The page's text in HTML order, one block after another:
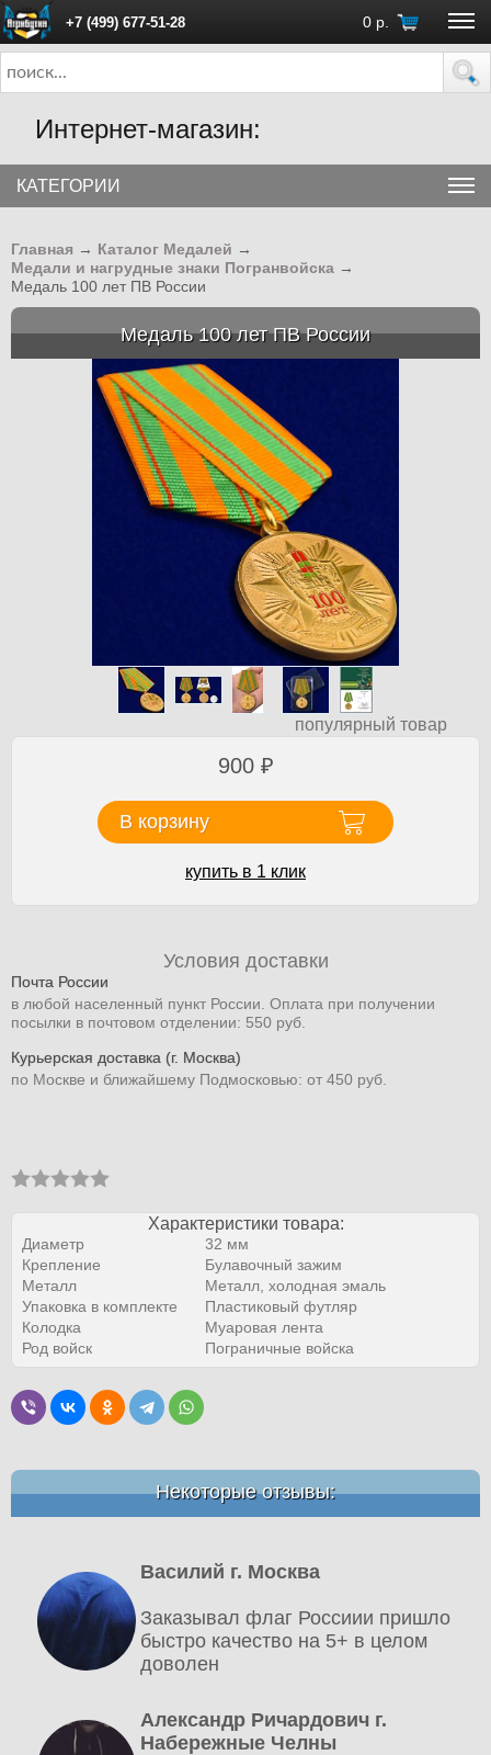
+7 (499) 677-51-28 0 р.
ПН - ПТ с 10:00 до 18:00 (Москва)
Интернет-магазин:
КАТЕГОРИИ
Главная → Каталог Медалей →
Медали и нагрудные знаки Погранвойска →
Медаль 100 лет ПВ России
Медаль 100 лет ПВ России
популярный товар
900 ₽
В корзину
купить в 1 клик
Условия доставки
Почта России
в любой населенный пункт России. Оплата при получении
посылки в почтовом отделении: 550 руб.
Курьерская доставка (г. Москва)
по Москве и ближайшему Подмосковью: от 450 руб.
Характеристики товара:
Диаметр
32 мм
Крепление
Булавочный зажим
Металл
Металл, холодная эмаль
Упаковка в комплекте
Пластиковый футляр
Колодка
Муаровая лента
Род войск
Пограничные войска
Некоторые отзывы:
Василий г. Москва
Заказывал флаг Россиии пришло
быстро качество на 5+ в целом
доволен
Александр Ричардович г.
Набережные Челны